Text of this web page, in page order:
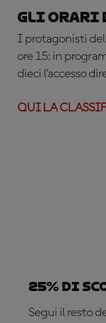
Gli orari
I protagonisti
ore 15: in
dieci l’accesso
QUI LA
25% di
Segui il resto